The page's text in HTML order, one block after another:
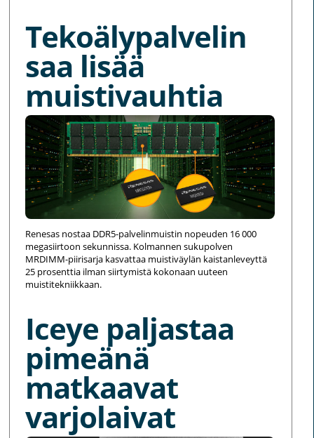
Tekoälypalvelin
saa lisää
muistivauhtia
Renesas nostaa DDR5-palvelinmuistin nopeuden 16 000
megasiirtoon sekunnissa. Kolmannen sukupolven
MRDIMM-piirisarja kasvattaa muistiväylän kaistanleveyttä
25 prosenttia ilman siirtymistä kokonaan uuteen
muistitekniikkaan.
Iceye paljastaa
pimeänä
matkaavat
varjolaivat